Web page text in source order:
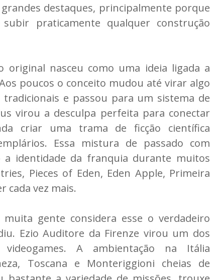
destaques, principalmente porque
praticamente qualquer construção
original nasceu como uma ideia ligada a
poucos o conceito mudou até virar algo
e passou para um sistema de
virou a desculpa perfeita para conectar
criar uma trama de ficção científica
Essa mistura de passado com
identidade da franquia durante muitos
Pieces of Eden, Eden Apple, Primeira
cada vez mais.
muita gente considera esse o verdadeiro
Ezio Auditore da Firenze virou um dos
A ambientação na Itália
Toscana e Monteriggioni cheias de